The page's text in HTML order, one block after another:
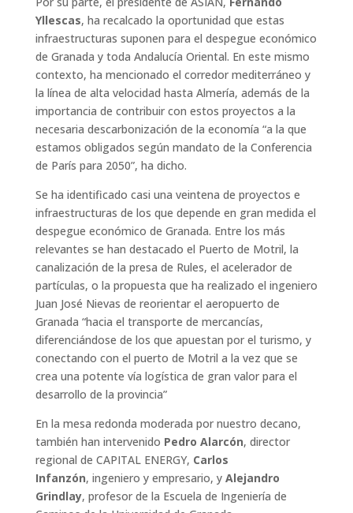
Yllescas, ha recalcado la oportunidad que estas
infraestructuras suponen para el despegue económico
de Granada y toda Andalucía Oriental. En este mismo
contexto, ha mencionado el corredor mediterráneo y
la línea de alta velocidad hasta Almería, además de la
importancia de contribuir con estos proyectos a la
necesaria descarbonización de la economía “a la que
estamos obligados según mandato de la Conferencia
de París para 2050”, ha dicho.
Se ha identificado casi una veintena de proyectos e
infraestructuras de los que depende en gran medida el
despegue económico de Granada. Entre los más
relevantes se han destacado el Puerto de Motril, la
canalización de la presa de Rules, el acelerador de
partículas, o la propuesta que ha realizado el ingeniero
Juan José Nievas de reorientar el aeropuerto de
Granada “hacia el transporte de mercancías,
diferenciándose de los que apuestan por el turismo, y
conectando con el puerto de Motril a la vez que se
crea una potente vía logística de gran valor para el
desarrollo de la provincia”
En la mesa redonda moderada por nuestro decano,
también han intervenido Pedro Alarcón, director
regional de CAPITAL ENERGY, Carlos
Infanzón, ingeniero y empresario, y Alejandro
Grindlay, profesor de la Escuela de Ingeniería de